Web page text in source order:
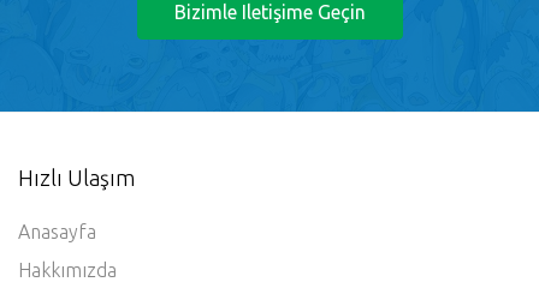
Bizimle Iletişime Geçin
Hızlı Ulaşım
Anasayfa
Hakkımızda